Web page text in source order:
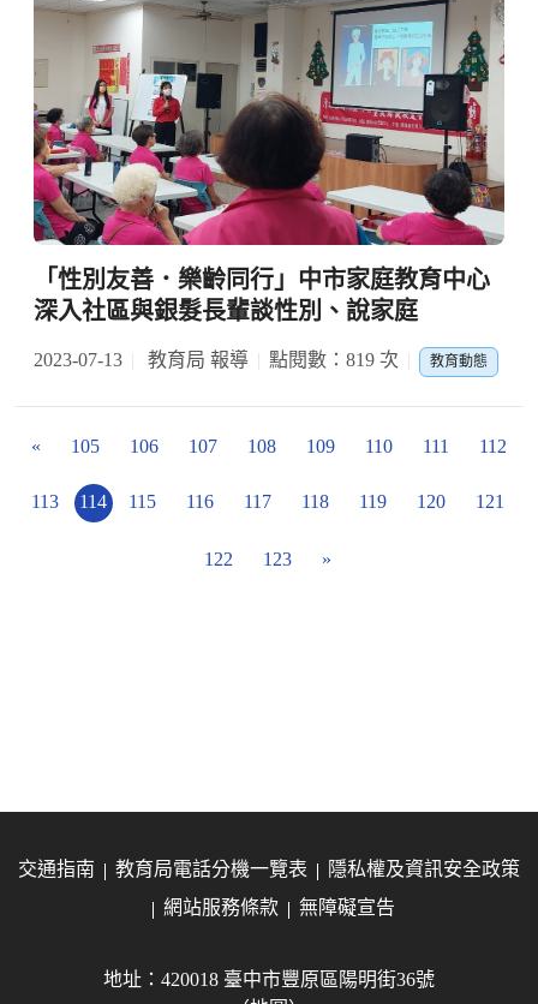
「性別友善．樂齡同行」中市家庭教育中心
深入社區與銀髮長輩談性別、說家庭
2023-07-13 教育局 報導 點閱數：819 次 教育動態
« 105 106 107 108 109 110 111 112
113 114 115 116 117 118 119 120 121
122 123 »
交通指南 教育局電話分機一覽表
隱私權及資訊安全政策
網站服務條款
無障礙宣告
地址：420018 臺中市豐原區陽明街36號